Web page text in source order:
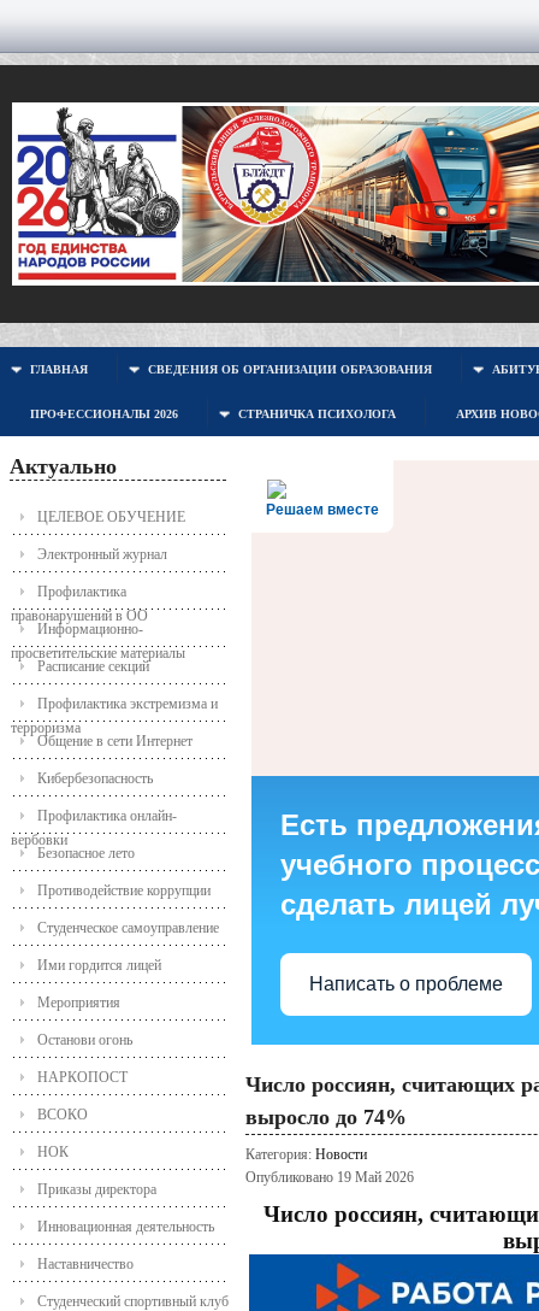
ГЛАВНАЯ СВЕДЕНИЯ ОБ ОРГАНИЗАЦИИ ОБРАЗОВАНИЯ
ПРОФЕССИОНАЛЫ 2026 СТРАНИЧКА ПСИХОЛОГА АРХИВ
Актуально
ЦЕЛЕВОЕ ОБУЧЕНИЕ
Электронный журнал
Профилактика
правонарушений в ОО
Информационно-
просветительские материалы
Расписание секций
Профилактика экстремизма и
терроризма
Общение в сети Интернет
Кибербезопасность
Профилактика онлайн-
вербовки
Безопасное лето
Противодействие коррупции
Студенческое самоуправление
Ими гордится лицей
Мероприятия
Останови огонь
НАРКОПОСТ
ВСОКО
НОК
Приказы директора
Инновационная деятельность
Наставничество
Студенческий спортивный клуб
Решаем вместе
Есть
учебного
сделать лицей
Написать о проблеме
Число россиян, считающих
выросло до 74%
Категория: Новости
Опубликовано 19 Май 2026
Число россиян,